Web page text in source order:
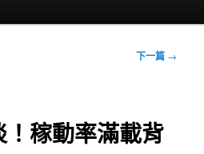
下一篇 →
稼動率滿載背